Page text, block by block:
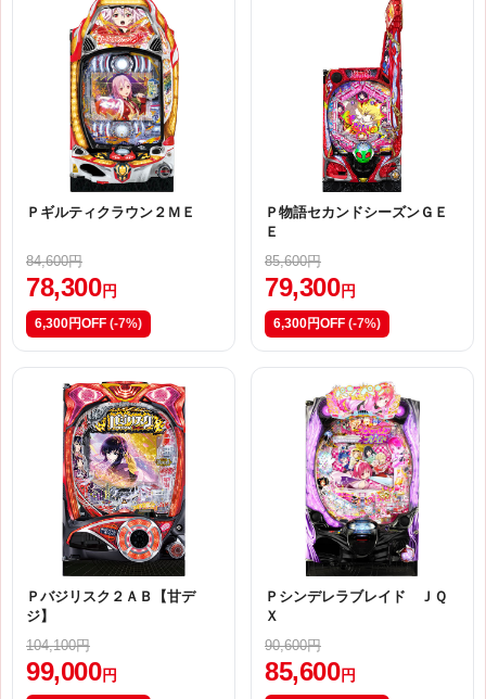
Ｐギルティクラウン２ＭＥ
84,600円
78,300 円
6,300円OFF (-7%)
Ｐ物語セカンドシーズンＧＥ
Ｅ
85,600円
79,300 円
6,300円OFF (-7%)
Ｐバジリスク２ＡＢ【甘デ
ジ】
104,100円
99,000 円
Ｐシンデレラブレイド ＪＱ
Ｘ
90,600円
85,600 円